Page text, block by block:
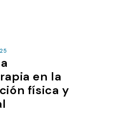
en la
física y